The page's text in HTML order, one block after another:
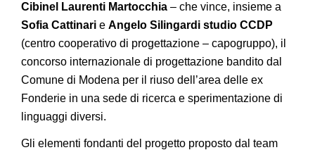
Cibinel Laurenti Martocchia – che vince, insieme a
Sofia Cattinari e Angelo Silingardi studio CCDP
(centro cooperativo di progettazione – capogruppo), il
concorso internazionale di progettazione bandito dal
Comune di Modena per il riuso dell’area delle ex
Fonderie in una sede di ricerca e sperimentazione di
linguaggi diversi.
Gli elementi fondanti del progetto proposto dal team